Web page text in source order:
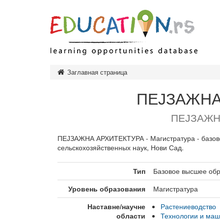
Заглавная страница
ПЕЈЗАЖНА АРХИТЕКТУРА - Магистратура -
сельскохозяйственных наук, Нови Сад.
Тип
Базовое высшее
Уровень образования
Магистратура
Наставне/научне
области
Растениеводство
Технологии и